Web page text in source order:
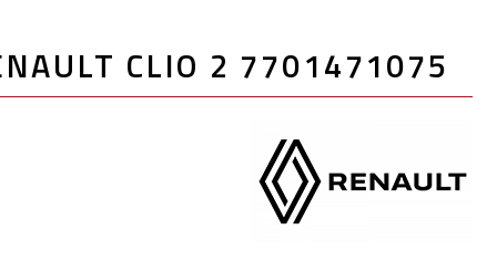
CLIO 2 7701471075